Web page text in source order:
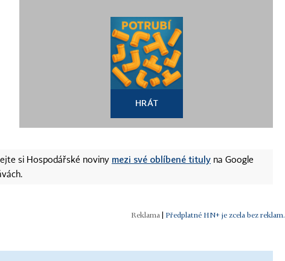
HRÁT
si Hospodářské noviny mezi své oblíbené tituly na Google
| Předplatné HN+ je zcela bez reklam.